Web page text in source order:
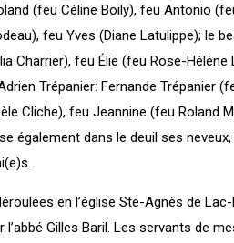
(feu Céline Boily), feu Antonio
feu Yves (Diane Latulippe); le
Charrier), feu Élie (feu Rose-
Trépanier: Fernande Trépanier
Cliche), feu Jeannine (feu Roland
également dans le deuil ses
en l’église Ste-Agnès de
l’abbé Gilles Baril. Les servants de